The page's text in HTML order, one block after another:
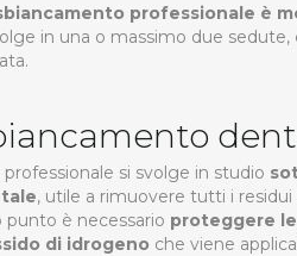
professionale è
in una o massimo due
si svolge in studio
, utile a rimuovere tutti i
punto è necessario proteggere
di idrogeno che viene